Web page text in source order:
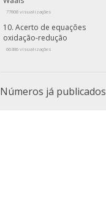
77808 visualizações
Acerto de equações
oxidação-redução
66386 visualizações
Números já publicados